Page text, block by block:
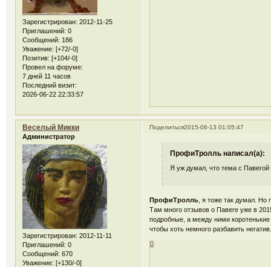
Зарегистрирован: 2012-11-25
Приглашений: 0
Сообщений: 186
Уважение: [+72/-0]
Позитив: [+104/-0]
Провел на форуме:
7 дней 11 часов
Последний визит:
2026-06-22 22:33:57
Поделиться2015-06-13 01:05:47
Веселый Микки
Администратор
Зарегистрирован: 2012-11-11
Приглашений: 0
Сообщений: 670
Уважение: [+130/-0]
ПрофиТролль написал(а):
Я уж думал, что тема с Павегой
ПрофиТролль , я тоже так думал.
Там много отзывов о Павеге уже в
подробные, а между ними
чтобы хоть немного разбавить
0